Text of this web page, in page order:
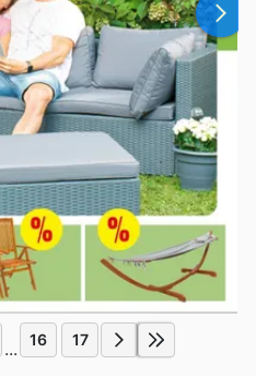
... 16 17